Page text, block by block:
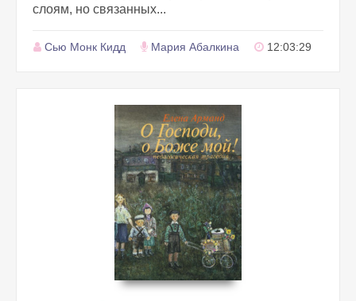
слоям, но связанных...
Сью Монк Кидд Мария Абалкина 12:03:29